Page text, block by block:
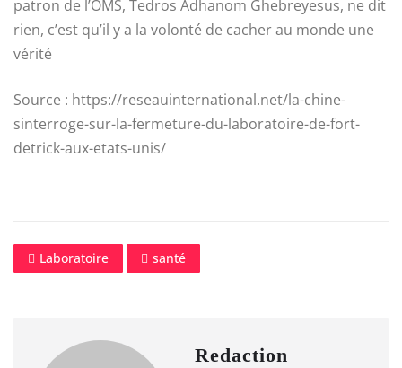
patron de l’OMS, Tedros Adhanom Ghebreyesus, ne dit
rien, c’est qu’il y a la volonté de cacher au monde une
vérité
Source : https://reseauinternational.net/la-chine-
sinterroge-sur-la-fermeture-du-laboratoire-de-fort-
detrick-aux-etats-unis/
Laboratoire santé
Redaction